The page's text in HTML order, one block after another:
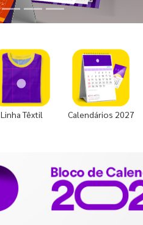
Linha Têxtil Calendários 2027